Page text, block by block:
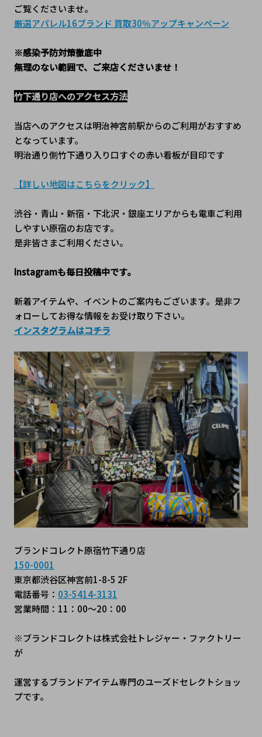
ご覧くださいませ。
厳選アパレル16ブランド 買取30％アップキャンペーン
※感染予防対策徹底中
無理のない範囲で、ご来店くださいませ！
竹下通り店へのアクセス方法
当店へのアクセスは明治神宮前駅からのご利用がおすすめ
となっています。
明治通り側竹下通り入り口すぐの赤い看板が目印です
【詳しい地図はこちらをクリック】
渋谷・青山・新宿・下北沢・銀座エリアからも電車ご利用
しやすい原宿のお店です。
是非皆さまご利用ください。
Instagramも毎日投稿中です。
新着アイテムや、イベントのご案内もございます。是非フ
ォローしてお得な情報をお受け取り下さい。
インスタグラムはコチラ
ブランドコレクト原宿竹下通り店
150-0001
東京都渋谷区神宮前1-8-5 2F
電話番号： 03-5414-3131
営業時間：11：00～20：00
※ブランドコレクトは株式会社トレジャー・ファクトリー
が
運営するブランドアイテム専門のユーズドセレクトショッ
プです。